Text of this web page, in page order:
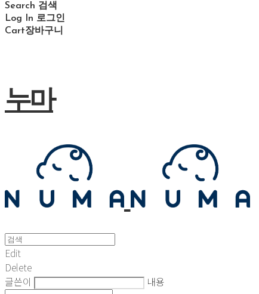
Search 검색
Log In 로그인
Cart장바구니
누마
Edit
Delete
글쓴이
내용